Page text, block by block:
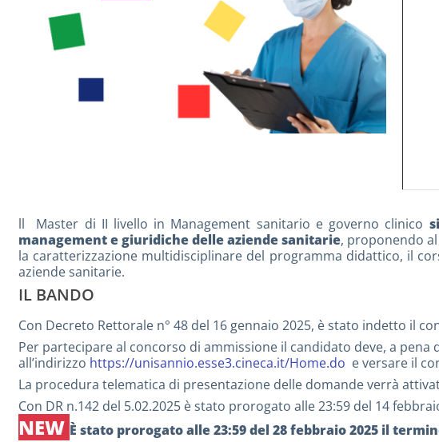
ll Master di II livello in Management sanitario e governo clinico
management e giuridiche delle aziende sanitarie, proponendo
la caratterizzazione multidisciplinare del programma didattico, il
aziende sanitarie.
IL BANDO
Con Decreto Rettorale n° 48 del 16 gennaio 2025, è stato indetto il
Per partecipare al concorso di ammissione il candidato deve, a
all’indirizzo https://unisannio.esse3.cineca.it/Home.do e versare il
La procedura telematica di presentazione delle domande verrà
Con DR n.142 del 5.02.2025 è stato prorogato alle 23:59 del 14
NEW È stato prorogato alle 23:59 del 28 febbraio 2025 il